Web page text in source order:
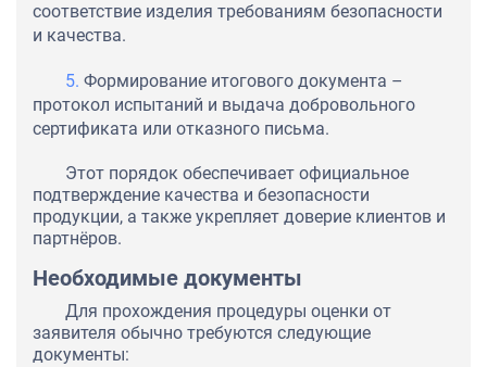
соответствие изделия требованиям безопасности
и качества.
Формирование итогового документа –
протокол испытаний и выдача добровольного
сертификата или отказного письма.
Этот порядок обеспечивает официальное
подтверждение качества и безопасности
продукции, а также укрепляет доверие клиентов и
партнёров.
Необходимые документы
Для прохождения процедуры оценки от
заявителя обычно требуются следующие
документы: